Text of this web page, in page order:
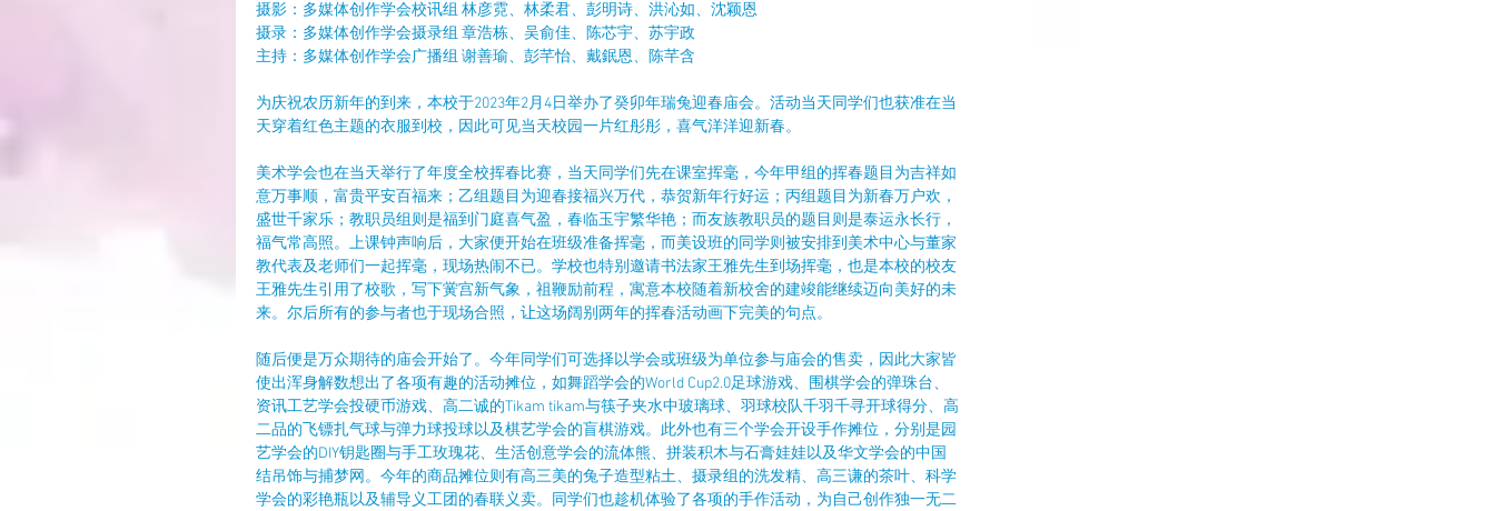
摄影：多媒体创作学会校讯组 林彦霓、林柔君、彭明诗、洪沁如、沈颖恩
摄录：多媒体创作学会摄录组 章浩栋、吴俞佳、陈芯宇、苏宇政
主持：多媒体创作学会广播组 谢善瑜、彭芊怡、戴鈱恩、陈芊含
为庆祝农历新年的到来，本校于2023年2月4日举办了癸卯年瑞兔迎春庙会。活动当天同学们也获准在当
天穿着红色主题的衣服到校，因此可见当天校园一片红彤彤，喜气洋洋迎新春。
美术学会也在当天举行了年度全校挥春比赛，当天同学们先在课室挥毫，今年甲组的挥春题目为吉祥如
意万事顺，富贵平安百福来；乙组题目为迎春接福兴万代，恭贺新年行好运；丙组题目为新春万户欢，
盛世千家乐；教职员组则是福到门庭喜气盈，春临玉宇繁华艳；而友族教职员的题目则是泰运永长行，
福气常高照。上课钟声响后，大家便开始在班级准备挥毫，而美设班的同学则被安排到美术中心与董家
教代表及老师们一起挥毫，现场热闹不已。学校也特别邀请书法家王雅先生到场挥毫，也是本校的校友
王雅先生引用了校歌，写下黉宫新气象，祖鞭励前程，寓意本校随着新校舍的建竣能继续迈向美好的未
来。尔后所有的参与者也于现场合照，让这场阔别两年的挥春活动画下完美的句点。
随后便是万众期待的庙会开始了。今年同学们可选择以学会或班级为单位参与庙会的售卖，因此大家皆
使出浑身解数想出了各项有趣的活动摊位，如舞蹈学会的World Cup2.0足球游戏、围棋学会的弹珠台、
资讯工艺学会投硬币游戏、高二诚的Tikam tikam与筷子夹水中玻璃球、羽球校队千羽千寻开球得分、高
二品的飞镖扎气球与弹力球投球以及棋艺学会的盲棋游戏。此外也有三个学会开设手作摊位，分别是园
艺学会的DIY钥匙圈与手工玫瑰花、生活创意学会的流体熊、拼装积木与石膏娃娃以及华文学会的中国
结吊饰与捕梦网。今年的商品摊位则有高三美的兔子造型粘土、摄录组的洗发精、高三谦的茶叶、科学
学会的彩艳瓶以及辅导义工团的春联义卖。同学们也趁机体验了各项的手作活动，为自己创作独一无二